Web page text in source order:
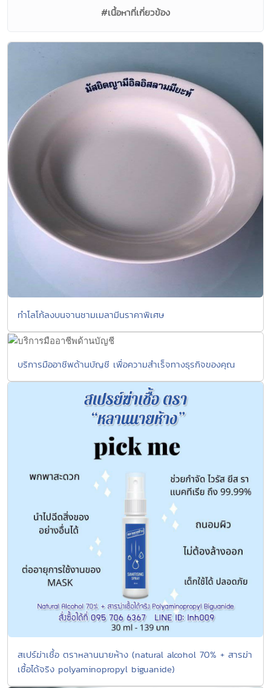
#เนื้อหาที่เกี่ยวข้อง
ทำโลโก้ลงบนจานชามเมลามีนราคาพิเศษ
บริการมืออาชีพด้านบัญชี เพื่อความสำเร็จทางธุรกิจของคุณ
สเปร์ฆ่าเชื้อ ตราหลานนายห้าง (natural alcohol 70% + สารฆ่า
เชื้อได้จริง polyaminopropyl biguanide)